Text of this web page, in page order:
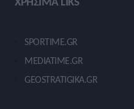
SPORTIME.GR
MEDIATIME.GR
GEOSTRATIGIKA.GR